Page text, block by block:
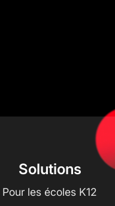
Solutions
Pour les écoles K12